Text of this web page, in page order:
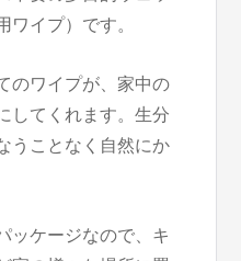
ワイプ）です。
のワイプが、家中の
してくれます。生分
うことなく自然にか
ッケージなので、キ